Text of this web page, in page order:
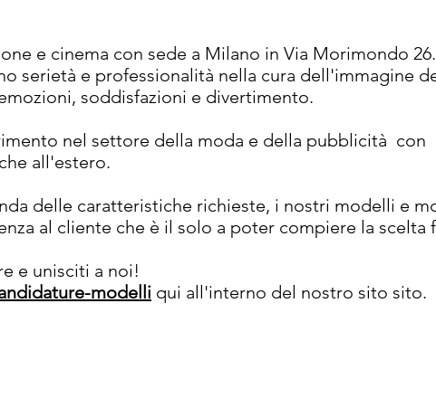
e cinema con sede a Milano in Via Morimondo 26.
serietà e professionalità nella cura dell'immagine
soddisfazioni e divertimento.
nel settore della moda e della pubblicità con
all'estero.
delle caratteristiche richieste, i nostri modelli e
al cliente che è il solo a poter compiere la scelta
e unisciti a noi!
modelli qui all'interno del nostro sito sito.